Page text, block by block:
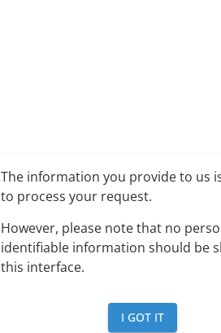
The information you provide to us
to process your request.
However, please note that no
identifiable information should be
this interface.
I GOT IT